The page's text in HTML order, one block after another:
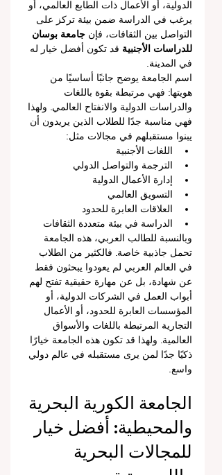
الدولية، أو الأعمال ذات الطابع العالمي، أو
يرغب في الدراسة ضمن بيئة تركز على
التواصل بين الثقافات، فإن جامعة بوسان
للدراسات الأجنبية قد تكون أفضل خيار له
في المدينة.
اسم الجامعة يوضح جانبًا أساسيًا من
هويتها: فهي مرتبطة بقوة باللغات
والدراسات الدولية والانفتاح العالمي. ولهذا
فهي مناسبة جدًا للطلاب الذين يريدون أن
يبنوا مستقبلهم في مجالات مثل:
اللغات الأجنبية
الترجمة والتواصل الدولي
إدارة الأعمال الدولية
التسويق العالمي
العلاقات العابرة للحدود
الدراسة في بيئة متعددة الثقافات
وبالنسبة للطالب العربي، هذه الجامعة
تحمل جاذبية خاصة. فالكثير من الطلاب
في العالم العربي لم يعودوا يبحثون فقط
عن شهادة، بل عن مهارة حقيقية تفتح لهم
أبواب العمل في الشركات الدولية، أو
المؤسسات العابرة للحدود، أو الأعمال
التجارية المرتبطة باللغات والأسواق
العالمية. ولهذا قد تكون هذه الجامعة خيارًا
ذكيًا جدًا لمن يرى مستقبله في عالم دولي
واسع.
الجامعة الكورية البحرية
والمحيطية: أفضل خيار
للمجالات البحرية